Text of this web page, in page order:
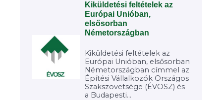
Kiküldetési feltételek az
Európai Unióban,
elsősorban
Németországban
Kiküldetési feltételek az
Európai Unióban, elsősorban
Németországban címmel az
Építési Vállalkozók Országos
Szakszövetsége (ÉVOSZ) és
a Budapesti...